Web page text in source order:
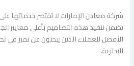
شركة معادن الإمارات لا تقتصر خدماتها
تضمن تنفيذ هذه التصاميم بأعلى معايير
الأفضل للعملاء الذين يبحثون عن تميز في
التجارية.